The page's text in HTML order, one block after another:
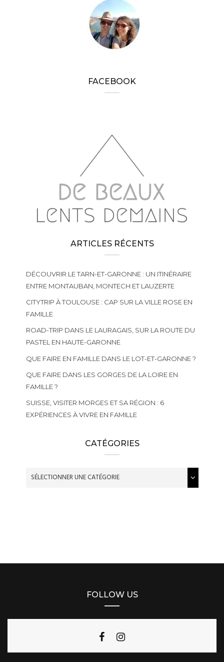
FACEBOOK
ARTICLES RÉCENTS
DÉCOUVRIR LE TARN-ET-GARONNE : UN ITINÉRAIRE
ENTRE MONTAUBAN, MONTECH ET LAUZERTE
CITYTRIP À TOULOUSE : CAP SUR LA VILLE ROSE EN
FAMILLE
ROAD-TRIP DANS LE LAURAGAIS, SUR LA ROUTE DU
PASTEL EN HAUTE-GARONNE
QUE FAIRE EN FAMILLE DANS LE LOT-ET-GARONNE ?
QUE FAIRE DANS LES GORGES DE LA LOIRE EN
FAMILLE ?
SUISSE, VISITER MORGES ET SA RÉGION : 6
EXPÉRIENCES À VIVRE EN FAMILLE
CATÉGORIES
FOLLOW US